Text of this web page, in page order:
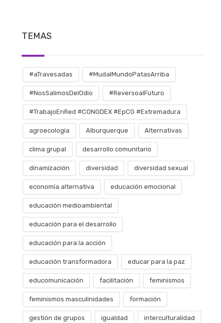
TEMAS
#aTravesadas #MudalMundoPatasArriba
#NosSalimosDelOdio #ReversoalFuturo
#TrabajoEnRed #CONGDEX #EpCG #Extremadura
agroecología Alburquerque Alternativas
clima grupal desarrollo comunitario
dinamización diversidad diversidad sexual
economía alternativa educación emocional
educación medioambiental
educación para el desarrollo
educación para la acción
educación transformadora educar para la paz
educomunicación facilitación feminismos
feminismos masculinidades formación
gestión de grupos igualdad interculturalidad